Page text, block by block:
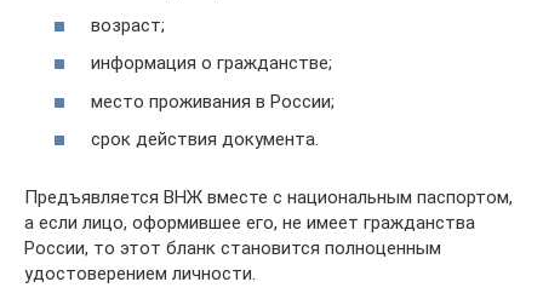
возраст;
информация о гражданстве;
место проживания в России;
срок действия документа.
Предъявляется ВНЖ вместе с национальным паспортом,
а если лицо, оформившее его, не имеет гражданства
России, то этот бланк становится полноценным
удостоверением личности.